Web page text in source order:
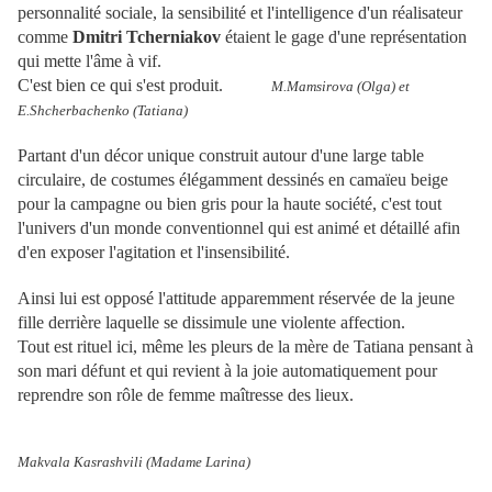
personnalité sociale, la sensibilité et l'intelligence d'un réalisateur
comme Dmitri Tcherniakov étaient le gage d'une représentation
qui mette l'âme à vif.
C'est bien ce qui s'est produit.
M.Mamsirova (Olga) et
E.Shcherbachenko (Tatiana)
Partant d'un décor unique construit autour d'une large table
circulaire, de costumes élégamment dessinés en camaïeu beige
pour la campagne ou bien gris pour la haute société, c'est tout
l'univers d'un monde conventionnel qui est animé et détaillé afin
d'en exposer l'agitation et l'insensibilité.
Ainsi lui est opposé l'attitude apparemment réservée de la jeune
fille derrière laquelle se dissimule une violente affection.
Tout est rituel ici, même les pleurs de la mère de Tatiana pensant à
son mari défunt et qui revient à la joie automatiquement pour
reprendre son rôle de femme maîtresse des lieux.
Makvala Kasrashvili (Madame Larina)